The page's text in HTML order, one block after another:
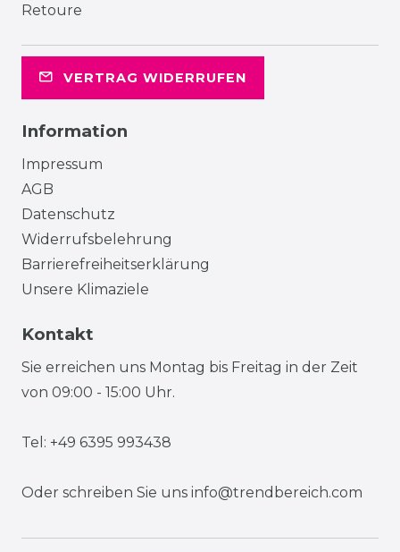
Retoure
VERTRAG WIDERRUFEN
Information
Impressum
AGB
Datenschutz
Widerrufsbelehrung
Barrierefreiheitserklärung
Unsere Klimaziele
Kontakt
Sie erreichen uns Montag bis Freitag in der Zeit
von 09:00 - 15:00 Uhr.
Tel: +49 6395 993438
Oder schreiben Sie uns info@trendbereich.com